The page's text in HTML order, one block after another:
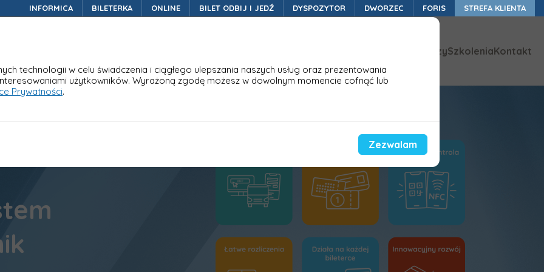
INFORMICA BILETERKA ONLINE BILET ODBIJ I JEDŹ DYSPOZYTOR DWORZEC FORIS STREFA KLIENTA
Baza wiedzySzkoleniaKontakt
technologii w celu świadczenia i ciągłego ulepszania naszych usług oraz prezentowania
użytkowników. Wyrażoną zgodę możesz w dowolnym momencie cofnąć lub
Prywatności.
Zezwalam